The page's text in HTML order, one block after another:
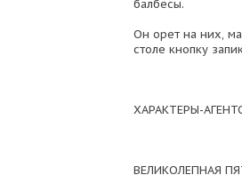
балбесы.
Он орет на них,
столе кнопку
ХАРАКТЕРЫ-
ВЕЛИКОЛЕПНАЯ